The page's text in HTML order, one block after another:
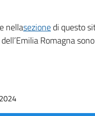
nellasezionedi questo
Romagna